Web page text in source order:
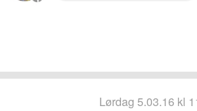
lørdag 5.03.16 kl